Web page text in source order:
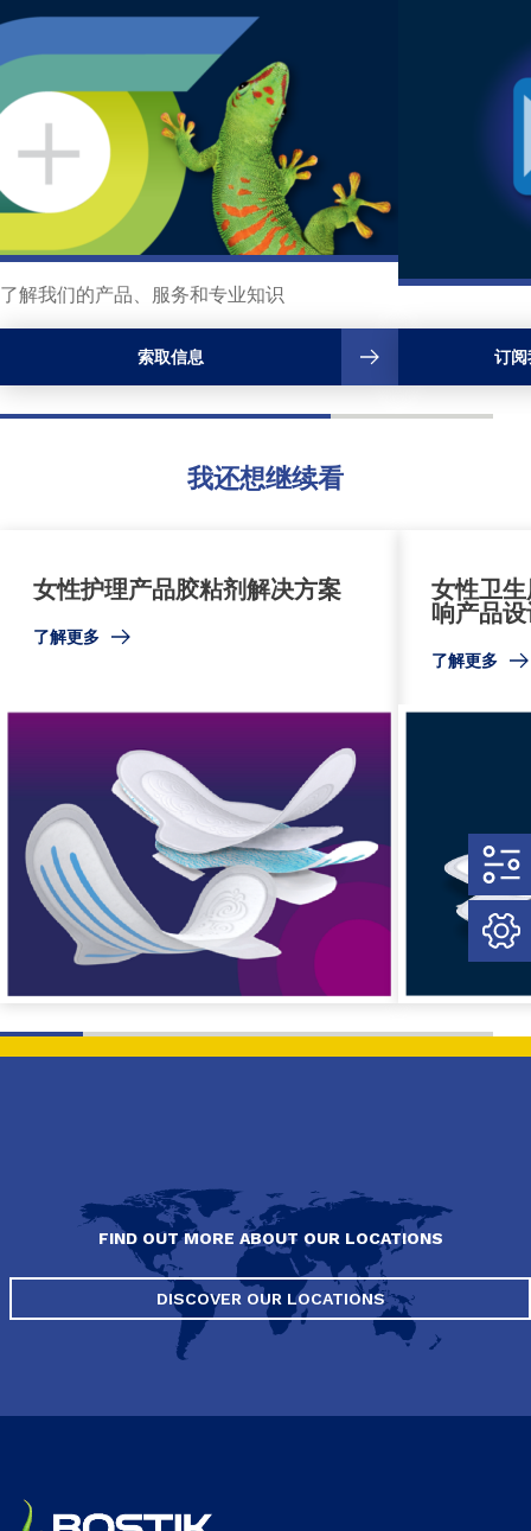
了解我们的产品、服务和专业知识
索取信息 订阅
我还想继续看
女性护理产品胶粘剂解决方案
了解更多
女性卫
响产品
了解更多
FIND OUT MORE ABOUT OUR LOCATIONS
DISCOVER OUR LOCATIONS